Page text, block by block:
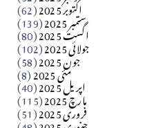
اکتوبر 2025 (62) ستمبر 2025 (139) اگست 2025 (80) جولائی 2025 (102) جون 2025 (58) مئی 2025 (8) اپریل 2025 (40) مارچ 2025 (115) فروری 2025 (51)